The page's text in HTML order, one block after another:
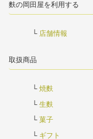
麩の岡田屋を利用する
店舗情報
取扱商品
焼麩
生麩
菓子
ギフト